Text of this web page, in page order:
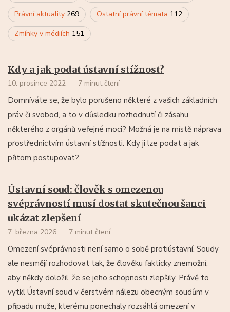
Právní aktuality 269 Ostatní právní témata 112
Zmínky v médiích 151
Kdy a jak podat ústavní stížnost?
10. prosince 2022 7 minut čtení
Domníváte se, že bylo porušeno některé z vašich základních
práv či svobod, a to v důsledku rozhodnutí či zásahu
některého z orgánů veřejné moci? Možná je na místě náprava
prostřednictvím ústavní stížnosti. Kdy ji lze podat a jak
přitom postupovat?
Ústavní soud: člověk s omezenou
svéprávností musí dostat skutečnou šanci
ukázat zlepšení
7. března 2026 7 minut čtení
Omezení svéprávnosti není samo o sobě protiústavní. Soudy
ale nesmějí rozhodovat tak, že člověku fakticky znemožní,
aby někdy doložil, že se jeho schopnosti zlepšily. Právě to
vytkl Ústavní soud v čerstvém nálezu obecným soudům v
případu muže, kterému ponechaly rozsáhlá omezení v